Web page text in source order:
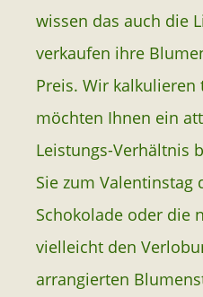
wissen das auch die
verkaufen ihre
Preis. Wir
möchten Ihnen ein
Leistungs-Verhältnis
Sie zum Valentinstag
Schokolade oder die
vielleicht den
arrangierten